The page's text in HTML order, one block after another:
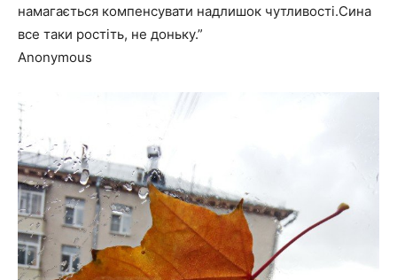
намагається компенсувати надлишок чутливості.Сина
все таки ростіть, не доньку.”
Anonymous